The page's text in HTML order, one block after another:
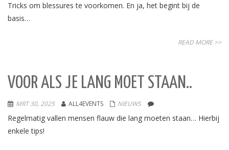
Tricks om blessures te voorkomen. En ja, het begint bij de
basis…
READ MORE >>
VOOR ALS JE LANG MOET STAAN..
MRT 30, 2025 ALL4EVENTS NIEUWS
Regelmatig vallen mensen flauw die lang moeten staan… Hierbij
enkele tips!